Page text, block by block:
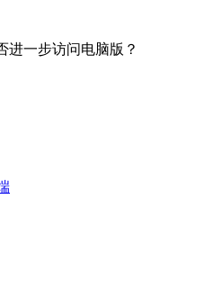
进一步访问电脑版？